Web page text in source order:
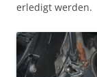
erledigt werden.